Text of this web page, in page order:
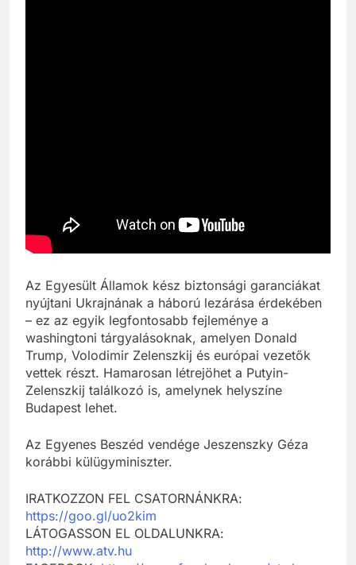
Az Egyesült Államok kész biztonsági garanciákat
nyújtani Ukrajnának a háború lezárása érdekében
– ez az egyik legfontosabb fejleménye a
washingtoni tárgyalásoknak, amelyen Donald
Trump, Volodimir Zelenszkij és európai vezetők
vettek részt. Hamarosan létrejöhet a Putyin-
Zelenszkij találkozó is, amelynek helyszíne
Budapest lehet.
Az Egyenes Beszéd vendége Jeszenszky Géza
korábbi külügyminiszter.
IRATKOZZON FEL CSATORNÁNKRA:
https://goo.gl/uo2kim
LÁTOGASSON EL OLDALUNKRA:
http://www.atv.hu